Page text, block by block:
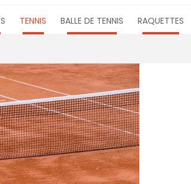
TENNIS BALLE DE TENNIS RAQUETTES